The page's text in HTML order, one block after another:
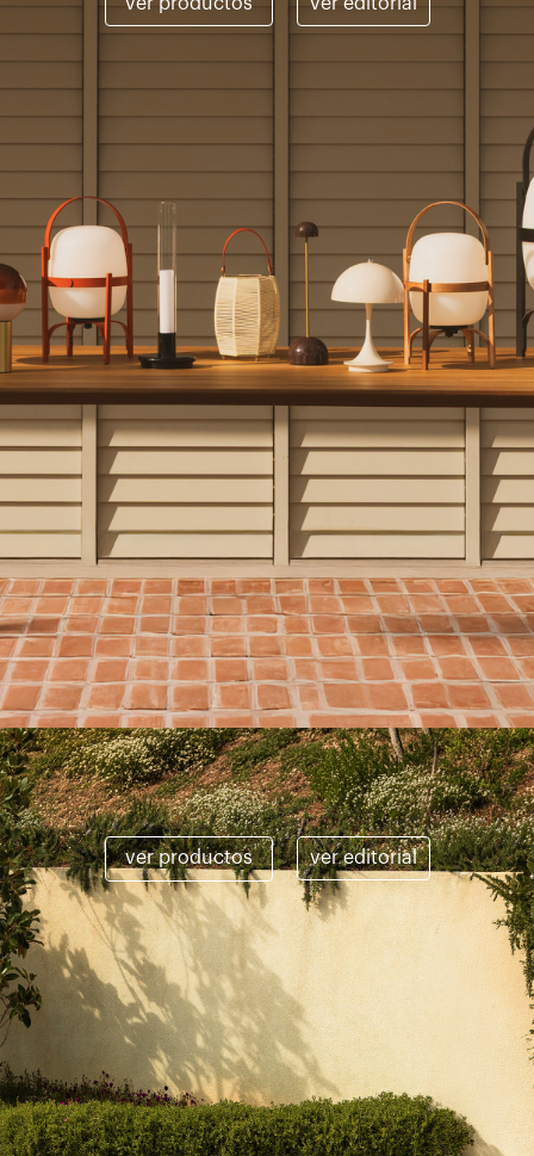
ver productos ver editorial